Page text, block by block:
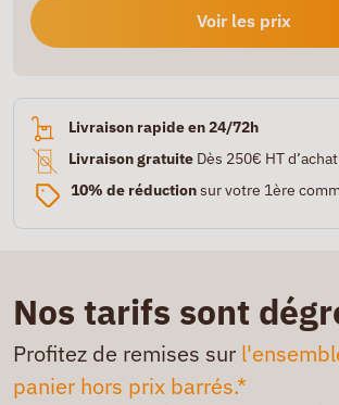
Voir les prix
Livraison rapide en 24/72h
Livraison gratuite Dès 250€ HT d’achat
10% de réductionsur votre 1ère
Nos tarifs sont
Profitez de remises sur
panier hors prix barrés.*